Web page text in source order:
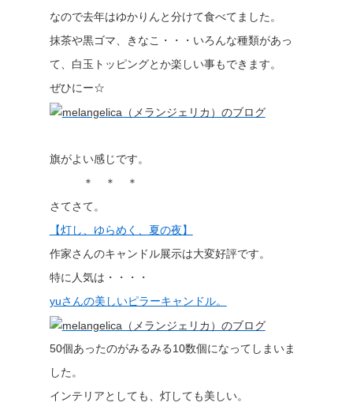
なので去年はゆかりんと分けて食べてました。
抹茶や黒ゴマ、きなこ・・・いろんな種類があっ
て、白玉トッピングとか楽しい事もできます。
ぜひにー☆
旗がよい感じです。
＊ ＊ ＊
さてさて。
【灯し、ゆらめく、夏の夜】
作家さんのキャンドル展示は大変好評です。
特に人気は・・・・
yuさんの美しいピラーキャンドル。
50個あったのがみるみる10数個になってしまいま
した。
インテリアとしても、灯しても美しい。